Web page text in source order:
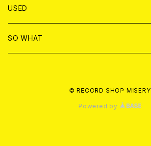
T-SHIRT & WEAR
DVD
BADGE
PATCH
USED
書籍
SO WHAT
© RECORD SHOP MISERY
Powered by